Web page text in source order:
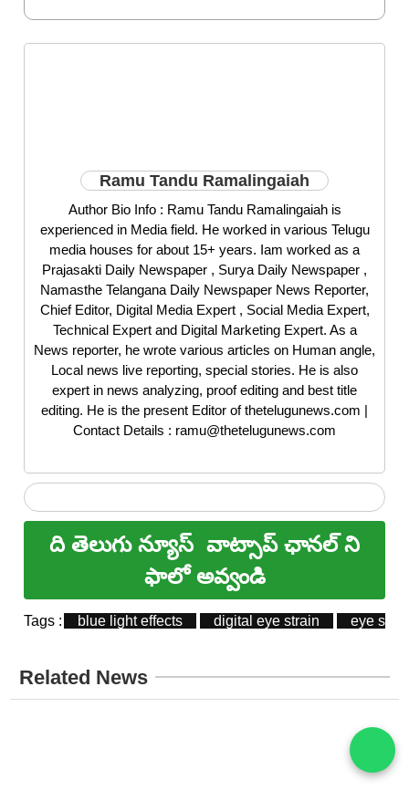
Ramu Tandu Ramalingaiah
Author Bio Info : Ramu Tandu Ramalingaiah is
experienced in Media field. He worked in various Telugu
media houses for about 15+ years. Iam worked as a
Prajasakti Daily Newspaper , Surya Daily Newspaper ,
Namasthe Telangana Daily Newspaper News Reporter,
Chief Editor, Digital Media Expert , Social Media Expert,
Technical Expert and Digital Marketing Expert. As a
News reporter, he wrote various articles on Human angle,
Local news live reporting, special stories. He is also
expert in news analyzing, proof editing and best title
editing. He is the present Editor of thetelugunews.com |
Contact Details : ramu@thetelugunews.com
ది తెలుగు న్యూస్ వాట్సాప్ ఛానల్ ని
ఫాలో అవ్వండి
Tags : blue light effects digital eye strain eye
Related News